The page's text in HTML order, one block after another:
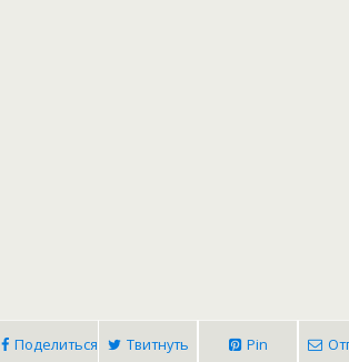
Поделиться Твитнуть Pin